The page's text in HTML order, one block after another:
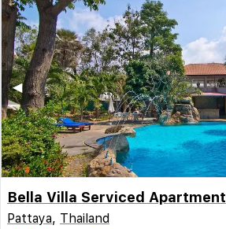
◀︎
Bella Villa Serviced Apartment
Pattaya, Thailand